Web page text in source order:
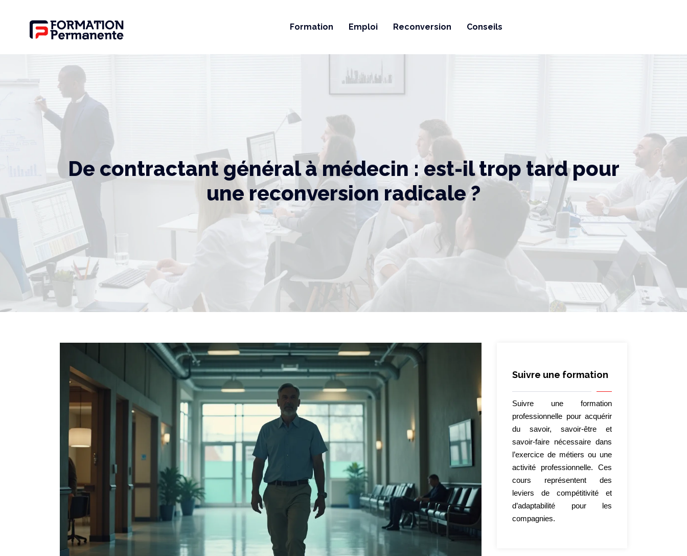
Formation Emploi Reconversion Conseils
De contractant général à médecin : est-il trop tard pour
une reconversion radicale ?
Suivre une formation
Suivre une formation
professionnelle pour acquérir
du savoir, savoir-être et
savoir-faire nécessaire dans
l’exercice de métiers ou une
activité professionnelle. Ces
cours représentent des
leviers de compétitivité et
d’adaptabilité pour les
compagnies.